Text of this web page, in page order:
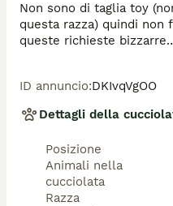
Non sono di taglia toy
questa razza) quindi non
queste richieste bizzarre.
richieste del “tanto a me
Altre foto dei nostri
tutti i social “The Road
ID annuncio:DKIvqVgOO
Dettagli della
Posizione
Animali nella
cucciolata
Razza